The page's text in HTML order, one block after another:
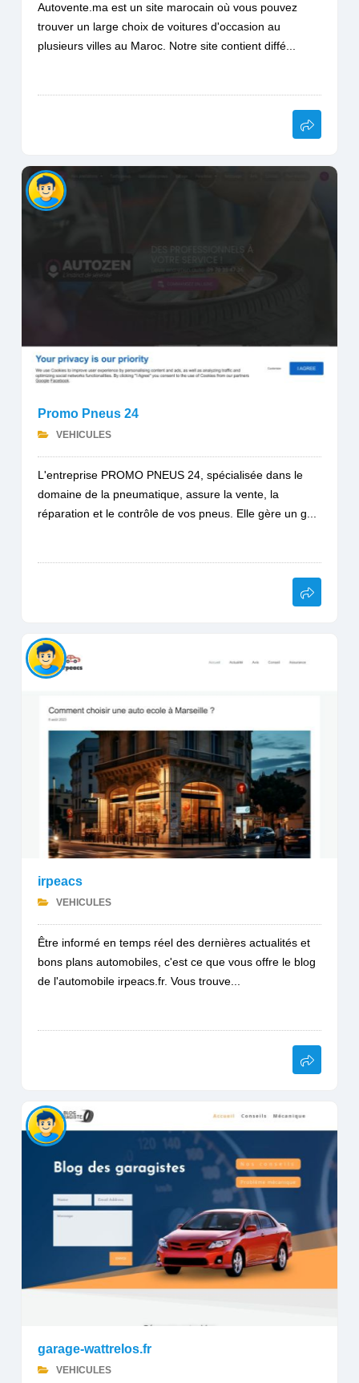
Autovente.ma est un site marocain où vous pouvez
trouver un large choix de voitures d'occasion au
plusieurs villes au Maroc. Notre site contient diffé...
Promo Pneus 24
VEHICULES
L'entreprise PROMO PNEUS 24, spécialisée dans le
domaine de la pneumatique, assure la vente, la
réparation et le contrôle de vos pneus. Elle gère un g...
irpeacs
VEHICULES
Être informé en temps réel des dernières actualités et
bons plans automobiles, c'est ce que vous offre le blog
de l'automobile irpeacs.fr. Vous trouve...
garage-wattrelos.fr
VEHICULES